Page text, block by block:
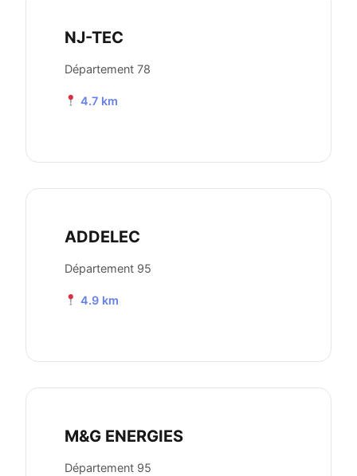
NJ-TEC
Département 78
4.7 km
ADDELEC
Département 95
4.9 km
M&G ENERGIES
Département 95